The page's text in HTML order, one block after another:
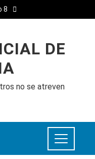
8
DE
no se atreven